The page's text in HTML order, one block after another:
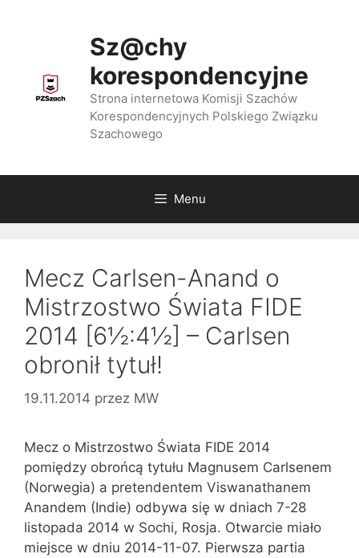
Sz@chy
korespondencyjne
Strona internetowa Komisji Szachów
Korespondencyjnych Polskiego Związku
Szachowego
Menu
Mecz Carlsen-Anand o
Mistrzostwo Świata FIDE
2014 [6½:4½] – Carlsen
obronił tytuł!
19.11.2014 przez MW
Mecz o Mistrzostwo Świata FIDE 2014
pomiędzy obrońcą tytułu Magnusem Carlsenem
(Norwegia) a pretendentem Viswanathanem
Anandem (Indie) odbywa się w dniach 7-28
listopada 2014 w Sochi, Rosja. Otwarcie miało
miejsce w dniu 2014-11-07. Pierwsza partia